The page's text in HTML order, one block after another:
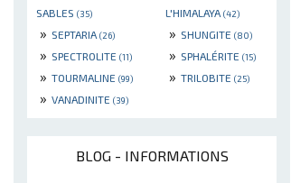
SABLES (35)
L'HIMALAYA (42)
» SEPTARIA (26) » SHUNGITE (80)
» SPECTROLITE (11) » SPHALÉRITE (15)
» TOURMALINE (99) » TRILOBITE (25)
» VANADINITE (39)
BLOG - INFORMATIONS